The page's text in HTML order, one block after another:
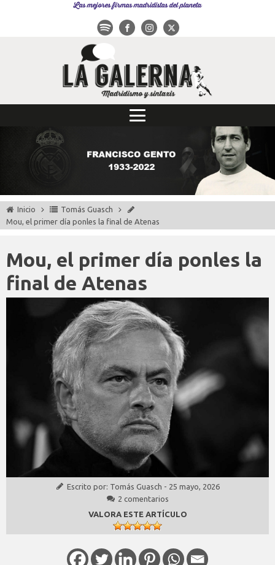
Las mejores firmas madridistas del planeta
Inicio
Tomás Guasch
Mou, el primer día ponles la final de Atenas
Mou, el primer día ponles la
final de Atenas
Escrito por: Tomás Guasch - 25 mayo, 2026
2 comentarios
VALORA ESTE ARTÍCULO